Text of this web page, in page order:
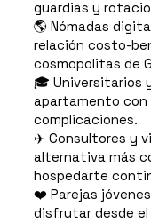
guardias y
🌎 Nómadas
relación costo-
cosmopolitas de
🎓 Universitarios
apartamento con
complicaciones.
✈️ Consultores y
alternativa más
hospedarte
❤️ Parejas
disfrutar desde el